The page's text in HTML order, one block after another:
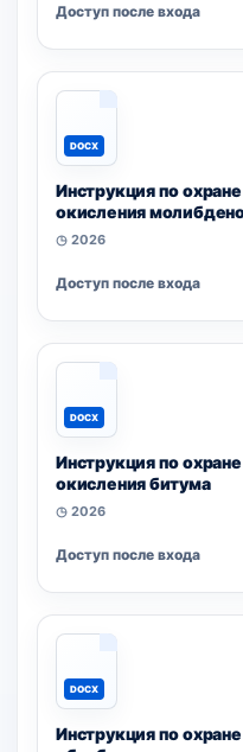
Доступ после входа
DOCX
Инструкция по
окисления
◷ 2026
Доступ после входа
DOCX
Инструкция по
окисления битума
◷ 2026
Доступ после входа
DOCX
Инструкция по